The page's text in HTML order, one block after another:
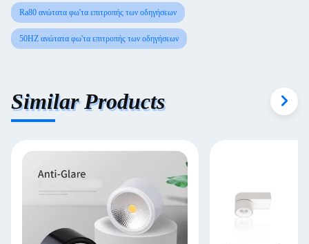
Ra80 ανώτατα φω'τα επιτροπής των οδηγήσεων
50HZ ανώτατα φω'τα επιτροπής των οδηγήσεων
Similar Products